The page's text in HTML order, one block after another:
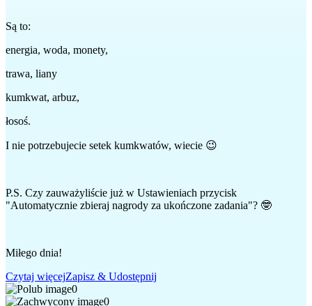
Są to:
energia, woda, monety,
trawa, liany
kumkwat, arbuz,
łosoś.
I nie potrzebujecie setek kumkwatów, wiecie 😉
P.S. Czy zauważyliście już w Ustawieniach przycisk
"Automatycznie zbieraj nagrody za ukończone zadania"? 🤓
Miłego dnia!
Czytaj więcejZapisz & Udostępnij
0
0